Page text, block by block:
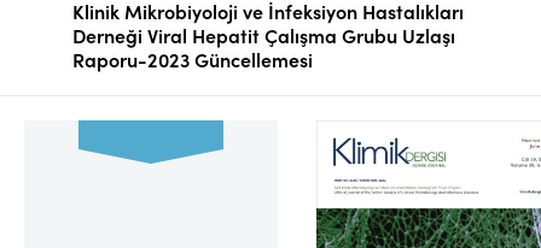
Klinik Mikrobiyoloji ve İnfeksiyon Hastalıkları
Derneği Viral Hepatit Çalışma Grubu Uzlaşı
Raporu-2023 Güncellemesi